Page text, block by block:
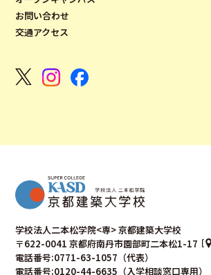
お問い合わせ
交通アクセス
学校法人二本松学院<専> 京都建築大学校
〒622-0041 京都府南丹市園部町二本松1-17
電話番号:0771-63-1057（代表）
電話番号:0120-44-6635（入学相談窓口専用）